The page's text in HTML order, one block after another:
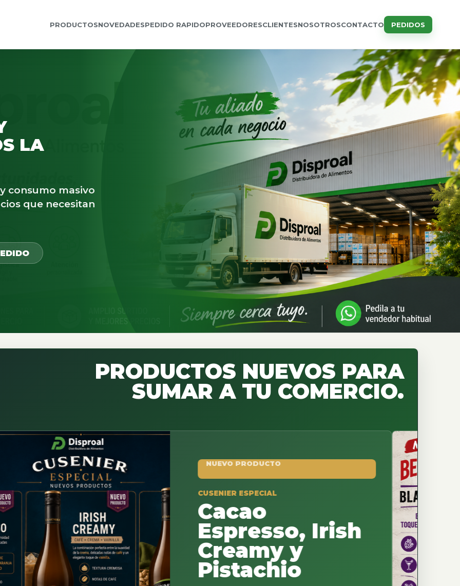
PRODUCTOSNOVEDADESPEDIDO RAPIDOPROVEEDORESCLIENTESNOSOTROSCONTACTO PEDIDOS
LA
consumo masivo
que necesitan
PRODUCTOS NUEVOS PARA
SUMAR A TU COMERCIO.
NUEVO PRODUCTO
CUSENIER ESPECIAL
Cacao
Espresso, Irish
Creamy y
Pistachio